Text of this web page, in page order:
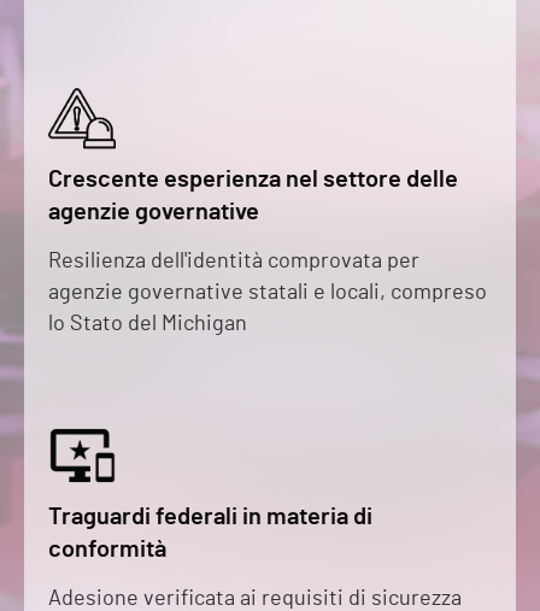
Crescente esperienza nel settore delle
agenzie governative
Resilienza dell'identità comprovata per
agenzie governative statali e locali, compreso
lo Stato del Michigan
Traguardi federali in materia di
conformità
Adesione verificata ai requisiti di sicurezza